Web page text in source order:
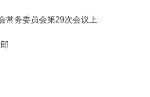
务委员会第29次会议上